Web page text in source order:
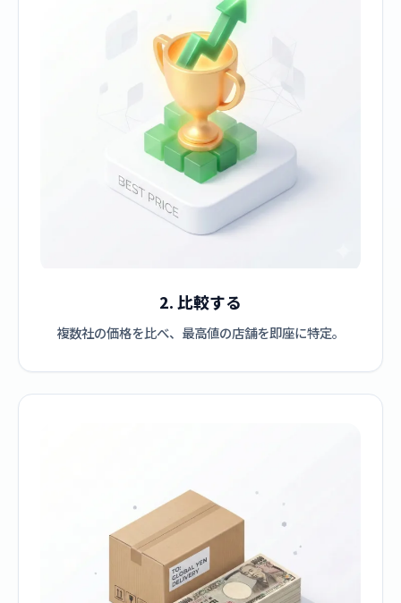
2. 比較する
複数社の価格を比べ、最高値の店舗を即座に特定。